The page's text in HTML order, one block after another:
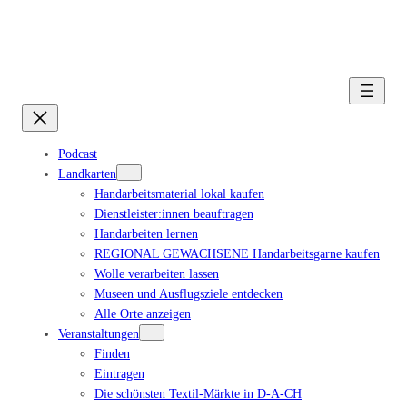
Podcast
Landkarten
Handarbeitsmaterial lokal kaufen
Dienstleister:innen beauftragen
Handarbeiten lernen
REGIONAL GEWACHSENE Handarbeitsgarne kaufen
Wolle verarbeiten lassen
Museen und Ausflugsziele entdecken
Alle Orte anzeigen
Veranstaltungen
Finden
Eintragen
Die schönsten Textil-Märkte in D-A-CH